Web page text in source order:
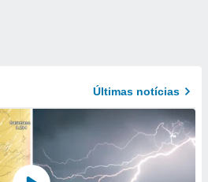
Últimas notícias